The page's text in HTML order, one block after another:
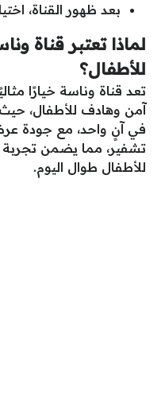
بعد ظهور القناة،
لماذا تعتبر قناة
للأطفال؟
تعد قناة وناسة خيارًا
آمن وهادف للأطفال، حيث
في آنٍ واحد، مع جودة
تشفير، مما يضمن
للأطفال طوال اليوم.